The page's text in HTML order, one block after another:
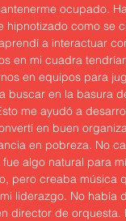
ocupado.
hipnotizado como se
a interactuar
en mi cuadra
en equipos para
buscar en la basura
me ayudó a
en buen
en pobreza. No
algo natural para
pero creaba música
liderazgo. No había
director de